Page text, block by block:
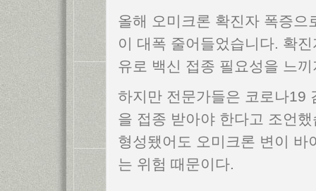
올해 오미크론 확진자 폭증
이 대폭 줄어들었습니다. 확
유로 백신 접종 필요성을 느
하지만 전문가들은 코로나19
을 접종 받아야 한다고 조언
형성됐어도 오미크론 변이
는 위험 때문이다.